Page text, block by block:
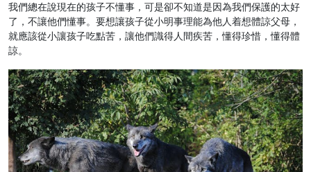
我們總在說現在的孩子不懂事，可是卻不知道是因為我們保護的太好
了，不讓他們懂事。要想讓孩子從小明事理能為他人着想體諒父母，
就應該從小讓孩子吃點苦，讓他們識得人間疾苦，懂得珍惜，懂得體
諒。